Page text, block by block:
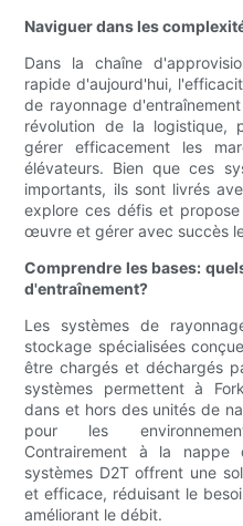
Naviguer dans les
Dans la chaîne
rapide d'aujourd'hui,
de rayonnage
révolution de la logistique,
gérer efficacement les
élévateurs. Bien que ces
importants, ils sont livrés
explore ces défis et
œuvre et gérer avec succès
Comprendre les bases:
d'entraînement?
Les systèmes de
stockage spécialisées
être chargés et déchargés
systèmes permettent à
dans et hors des unités de
pour les
Contrairement à la nappe
systèmes D2T offrent une
et efficace, réduisant le
améliorant le débit.